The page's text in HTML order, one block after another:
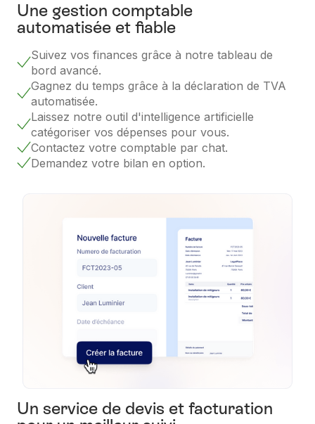
Une gestion comptable
automatisée et fiable
Suivez vos finances grâce à notre tableau de
bord avancé.
Gagnez du temps grâce à la déclaration de TVA
automatisée.
Laissez notre outil d'intelligence artificielle
catégoriser vos dépenses pour vous.
Contactez votre comptable par chat.
Demandez votre bilan en option.
Un service de devis et facturation